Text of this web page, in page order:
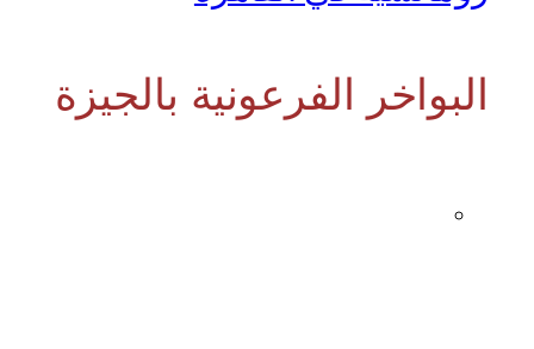
البواخر الفرعونية بالجيزة